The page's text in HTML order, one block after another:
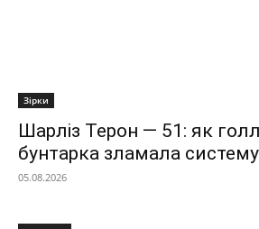
Зірки
Шарліз Терон — 51: як
бунтарка зламала
05.08.2026